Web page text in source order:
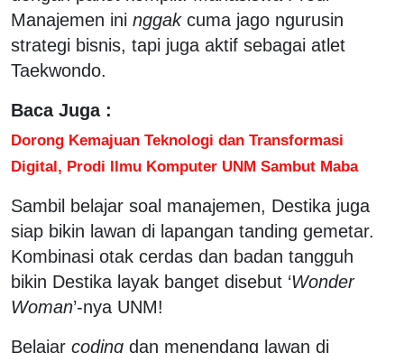
Manajemen ini nggakcuma jago ngurusin
strategi bisnis, tapi juga aktif sebagai atlet
Taekwondo.
Baca Juga :
Dorong Kemajuan Teknologi dan Transformasi
Digital, Prodi Ilmu Komputer UNM Sambut Maba
Sambil belajar soal manajemen, Destika juga
siap bikin lawan di lapangan tanding gemetar.
Kombinasi otak cerdas dan badan tangguh
bikin Destika layak banget disebut ‘Wonder
Woman’-nya UNM!
Belajar coding dan menendang lawan di